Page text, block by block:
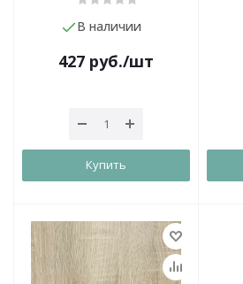
В наличии
427 руб./шт
Купить